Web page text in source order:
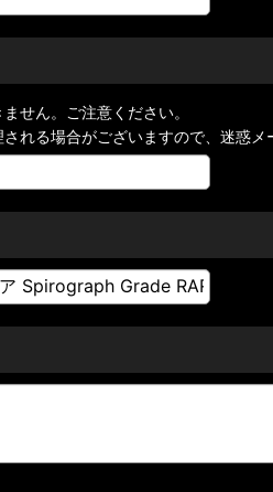
せん。ご注意ください。
れる場合がございますので、迷惑メ